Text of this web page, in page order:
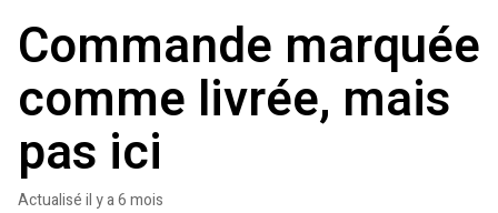
Commande marquée
comme livrée, mais
pas ici
Actualiséil y a 6 mois